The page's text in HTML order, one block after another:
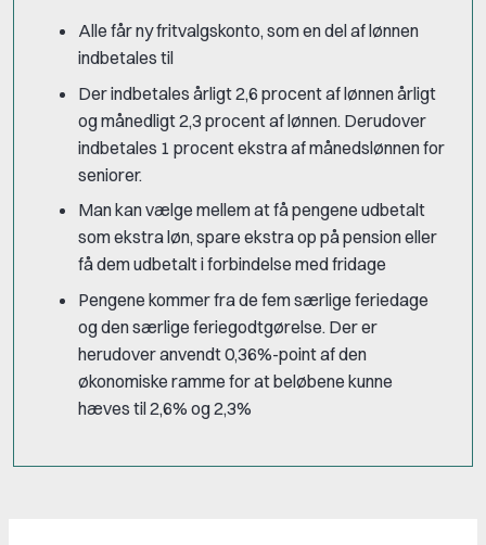
Alle får ny fritvalgskonto, som en del af lønnen
indbetales til
Der indbetales årligt 2,6 procent af lønnen årligt
og månedligt 2,3 procent af lønnen. Derudover
indbetales 1 procent ekstra af månedslønnen for
seniorer.
Man kan vælge mellem at få pengene udbetalt
som ekstra løn, spare ekstra op på pension eller
få dem udbetalt i forbindelse med fridage
Pengene kommer fra de fem særlige feriedage
og den særlige feriegodtgørelse. Der er
herudover anvendt 0,36%-point af den
økonomiske ramme for at beløbene kunne
hæves til 2,6% og 2,3%